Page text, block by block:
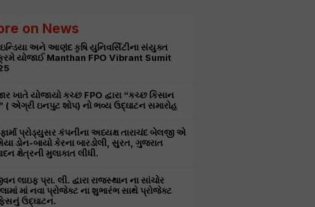
on News
અને આણંદ કૃષિ યુનિવર્સિટીના સંયુક્ત
યોજાઈ Manthan FPO Vibrant Sumit
ખાતે યોજાયો કચ્છ FPO દ્વારા “કચ્છ કિસાન
( એગ્રી ઇનપુટ શોપ) નો ભવ્ય ઉદ્ઘાટન સમારોહ
ફાર્મા પ્રોડ્યુસર કંપનીના અધ્યક્ષ તારાચંદ બેલજી એ
ડોન-બાયો કેરના બારડોલી, સુરત, ગુજરાત
ક્ષેત્રની મુલાકાત લીધી.
લાઇફ પ્રા. લી. દ્વારા રાજસ્થાન ના સાંચોર
માં નવા પ્રોજેક્ટ ના શુભારંભ સાથે પ્રોજેક્ટ
ઉદ્ઘાટન.